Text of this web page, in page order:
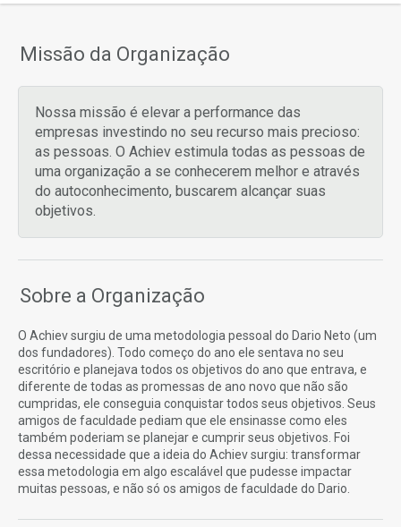
Missão da Organização
Nossa missão é elevar a performance das
empresas investindo no seu recurso mais precioso:
as pessoas. O Achiev estimula todas as pessoas de
uma organização a se conhecerem melhor e através
do autoconhecimento, buscarem alcançar suas
objetivos.
Sobre a Organização
O Achiev surgiu de uma metodologia pessoal do Dario Neto (um
dos fundadores). Todo começo do ano ele sentava no seu
escritório e planejava todos os objetivos do ano que entrava, e
diferente de todas as promessas de ano novo que não são
cumpridas, ele conseguia conquistar todos seus objetivos. Seus
amigos de faculdade pediam que ele ensinasse como eles
também poderiam se planejar e cumprir seus objetivos. Foi
dessa necessidade que a ideia do Achiev surgiu: transformar
essa metodologia em algo escalável que pudesse impactar
muitas pessoas, e não só os amigos de faculdade do Dario.